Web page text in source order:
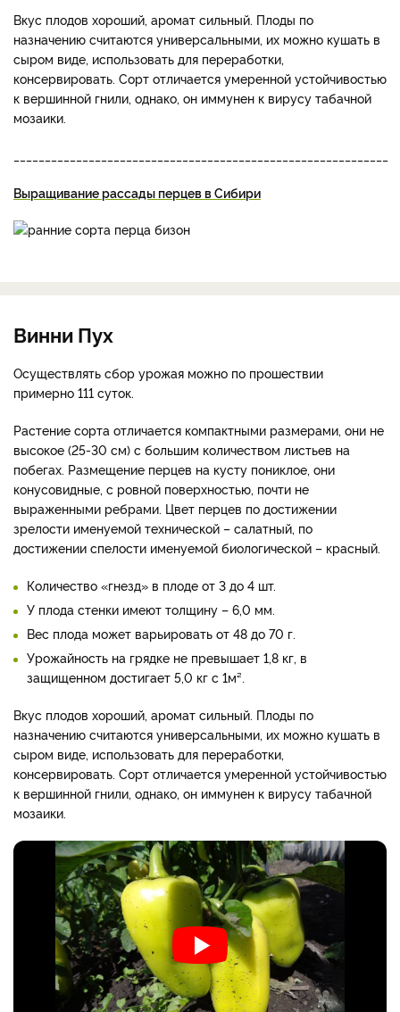
Вкус плодов хороший, аромат сильный. Плоды по
назначению считаются универсальными, их можно кушать в
сыром виде, использовать для переработки,
консервировать. Сорт отличается умеренной устойчивостью
к вершинной гнили, однако, он иммунен к вирусу табачной
мозаики.
Выращивание рассады перцев в Сибири
Винни Пух
Осуществлять сбор урожая можно по прошествии
примерно 111 суток.
Растение сорта отличается компактными размерами, они не
высокое (25-30 см) с большим количеством листьев на
побегах. Размещение перцев на кусту пониклое, они
конусовидные, с ровной поверхностью, почти не
выраженными ребрами. Цвет перцев по достижении
зрелости именуемой технической – салатный, по
достижении спелости именуемой биологической – красный.
Количество «гнезд» в плоде от 3 до 4 шт.
У плода стенки имеют толщину – 6,0 мм.
Вес плода может варьировать от 48 до 70 г.
Урожайность на грядке не превышает 1,8 кг, в
защищенном достигает 5,0 кг с 1м².
Вкус плодов хороший, аромат сильный. Плоды по
назначению считаются универсальными, их можно кушать в
сыром виде, использовать для переработки,
консервировать. Сорт отличается умеренной устойчивостью
к вершинной гнили, однако, он иммунен к вирусу табачной
мозаики.